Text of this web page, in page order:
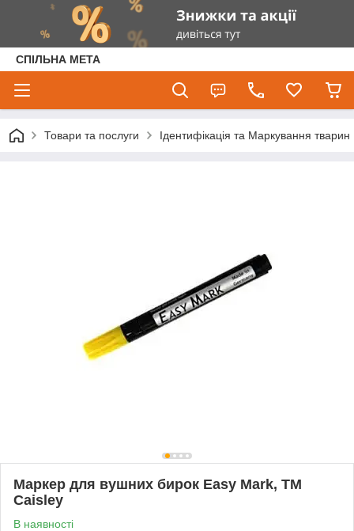
СПІЛЬНА МЕТА
Товари та послуги Ідентифікація та Маркування тварин
Маркер для вушних бирок Easy Mark, ТМ
Caisley
В наявності